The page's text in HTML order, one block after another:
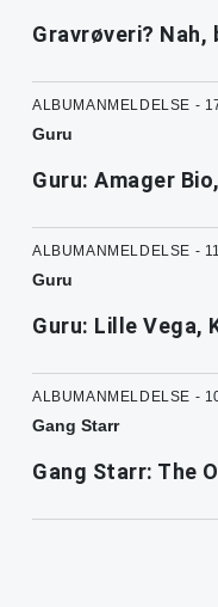
Gravrøveri?
ALBUMANMELDELSE -
Guru
Guru: Amager
ALBUMANMELDELSE -
Guru
Guru: Lille Vega,
ALBUMANMELDELSE -
Gang Starr
Gang Starr: The